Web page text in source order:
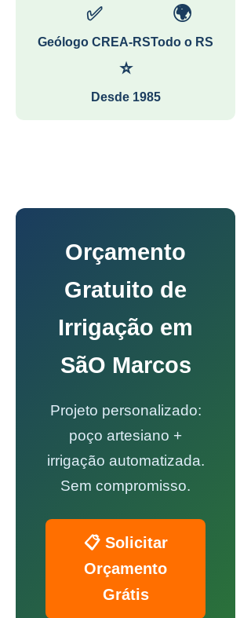
✅
Geólogo CREA-RS
🌍
Todo o RS
⭐
Desde 1985
Orçamento
Gratuito de
Irrigação em
SãO Marcos
Projeto personalizado:
poço artesiano +
irrigação automatizada.
Sem compromisso.
📋 Solicitar
Orçamento
Grátis